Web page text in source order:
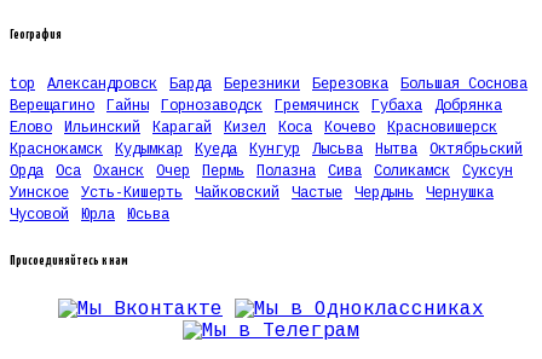
География
top Александровск Барда Березники Березовка
Большая Соснова
Верещагино
Гайны Горнозаводск Гремячинск Губаха
Добрянка
Елово
Ильинский Карагай Кизел Коса Кочево
Красновишерск
Краснокамск
Кудымкар Куеда Кунгур Лысьва Нытва
Октябрьский
Орда
Оса Оханск Очер Пермь Полазна Сива Соликамск
Суксун
Уинское
Усть-Кишерть Чайковский Частые Чердынь
Чернушка
Чусовой
Юрла Юсьва
Присоединяйтесь к нам